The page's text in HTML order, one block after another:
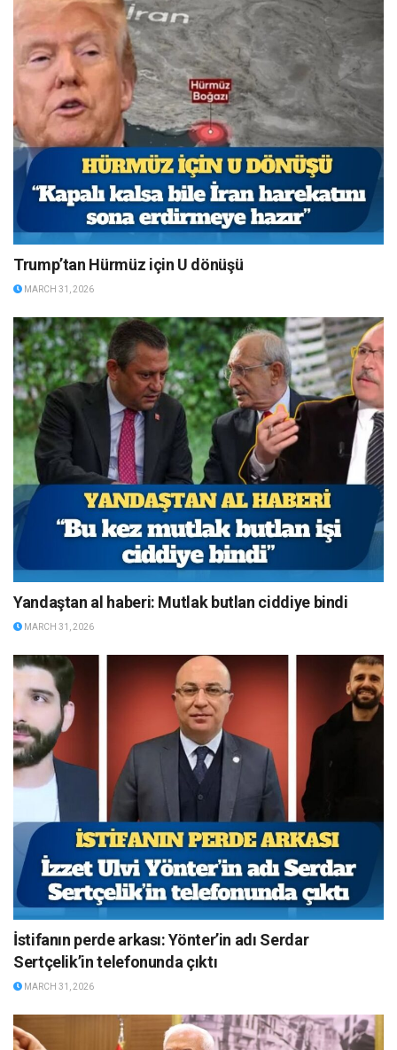
Trump’tan Hürmüz için U dönüşü
MARCH 31, 2026
Yandaştan al haberi: Mutlak butlan ciddiye bindi
MARCH 31, 2026
İstifanın perde arkası: Yönter’in adı Serdar
Sertçelik’in telefonunda çıktı
MARCH 31, 2026